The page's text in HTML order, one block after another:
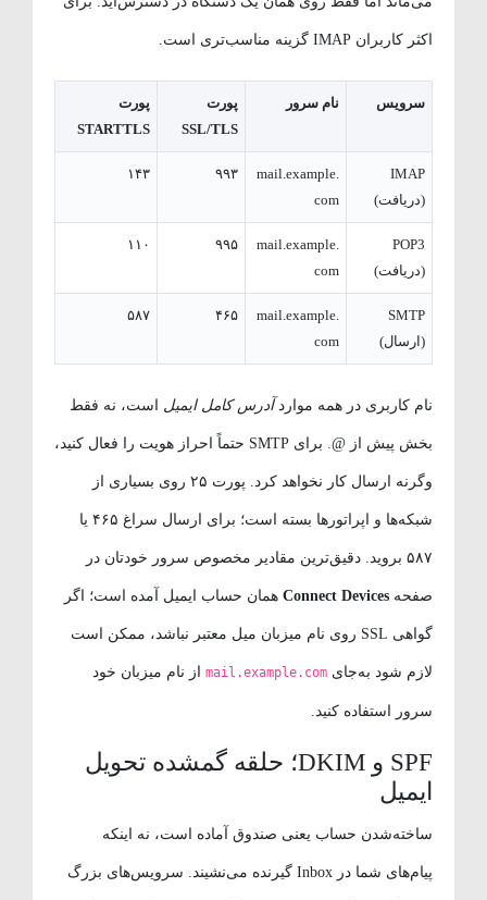
اکثر کاربران IMAP گزینه مناسب‌تری است.
سرویس نام سرور
پورت
SSL/TLS
پورت
STARTTLS
IMAP
(دریافت)
mail.example.
com
۹۹۳ ۱۴۳
POP3
(دریافت)
mail.example.
com
۹۹۵ ۱۱۰
SMTP
(ارسال)
mail.example.
com
۴۶۵ ۵۸۷
نام کاربری در همه موارد آدرس کامل ایمیلاست، نه فقط
بخش پیش از @. برای SMTP حتماً احراز هویت را فعال کنید،
وگرنه ارسال کار نخواهد کرد. پورت ۲۵ روی بسیاری از
شبکه‌ها و اپراتورها بسته است؛ برای ارسال سراغ ۴۶۵ یا
۵۸۷ بروید. دقیق‌ترین مقادیر مخصوص سرور خودتان در
صفحهConnect Devicesهمان حساب ایمیل آمده است؛ اگر
گواهی SSL روی نام میزبان میل معتبر نباشد، ممکن است
لازم شود به‌جایmail.example.comاز نام میزبان خود
سرور استفاده کنید.
SPF و DKIM؛ حلقه گمشده تحویل
ایمیل
ساخته‌شدن حساب یعنی صندوق آماده است، نه اینکه
پیام‌های شما در Inbox گیرنده می‌نشیند. سرویس‌های بزرگ